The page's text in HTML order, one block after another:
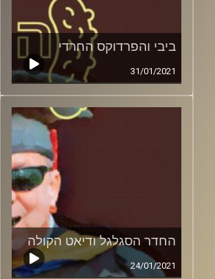
ביבי והפרדוקס החרדי
31/01/2021
החדר הסגלגל ודיאט הקולה
24/01/2021